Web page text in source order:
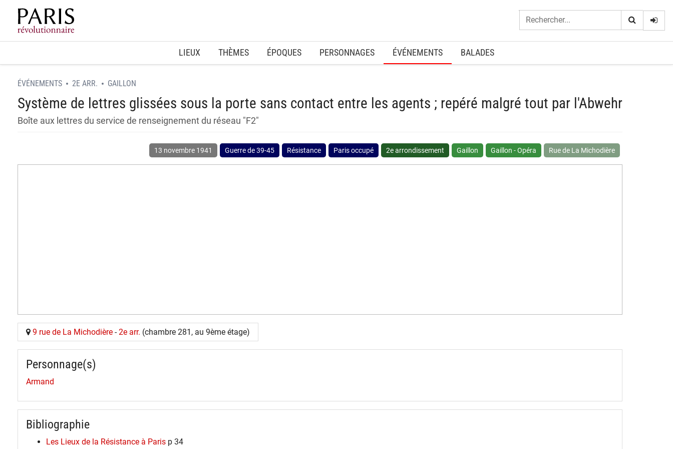
Home
LIEUX THÈMES ÉPOQUES PERSONNAGES ÉVÉNEMENTS BALADES
ÉVÉNEMENTS 2E ARR. GAILLON
Système de lettres glissées sous la porte sans contact entre les agents ; repéré malgré tout par l'Abwehr
Boîte aux lettres du service de renseignement du réseau "F2"
13 novembre 1941 Guerre de 39-45 Résistance Paris occupé 2e arrondissement Gaillon Gaillon - Opéra Rue de La Michodière
9 rue de La Michodière -2e arr. (chambre 281, au 9ème étage)
Personnage(s)
Armand
Bibliographie
Les Lieux de la Résistance à Paris p 34